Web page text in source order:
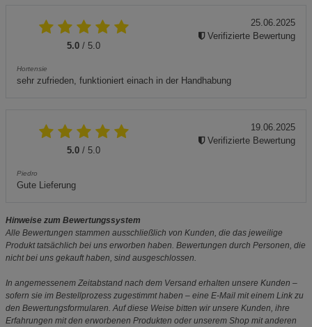
5.0 / 5.0
Hortensie
sehr zufrieden, funktioniert einach in der Handhabung
25.06.2025
Verifizierte Bewertung
5.0 / 5.0
Piedro
Gute Lieferung
19.06.2025
Verifizierte Bewertung
Hinweise zum Bewertungssystem
Alle Bewertungen stammen ausschließlich von Kunden, die das jeweilige
Produkt tatsächlich bei uns erworben haben. Bewertungen durch Personen, die
nicht bei uns gekauft haben, sind ausgeschlossen.
In angemessenem Zeitabstand nach dem Versand erhalten unsere Kunden –
sofern sie im Bestellprozess zugestimmt haben – eine E-Mail mit einem Link zu
den Bewertungsformularen. Auf diese Weise bitten wir unsere Kunden, ihre
Erfahrungen mit den erworbenen Produkten oder unserem Shop mit anderen